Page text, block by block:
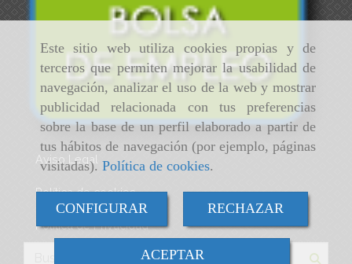
Este sitio web utiliza cookies propias y de
terceros que permiten mejorar la usabilidad de
navegación, analizar el uso de la web y mostrar
publicidad relacionada con tus preferencias
sobre la base de un perfil elaborado a partir de
tus hábitos de navegación (por ejemplo, páginas
visitadas). Política de cookies.
CONFIGURAR RECHAZAR
ACEPTAR
Aviso Legal
Política de cookies
Política de Privacidad